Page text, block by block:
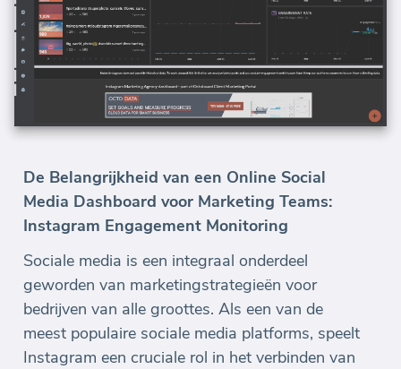
De Belangrijkheid van een Online Social
Media Dashboard voor Marketing Teams:
Instagram Engagement Monitoring
Sociale media is een integraal onderdeel
geworden van marketingstrategieën voor
bedrijven van alle groottes. Als een van de
meest populaire sociale media platforms, speelt
Instagram een cruciale rol in het verbinden van